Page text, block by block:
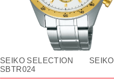
SEIKO SELECTION SEIKO
SBTR024